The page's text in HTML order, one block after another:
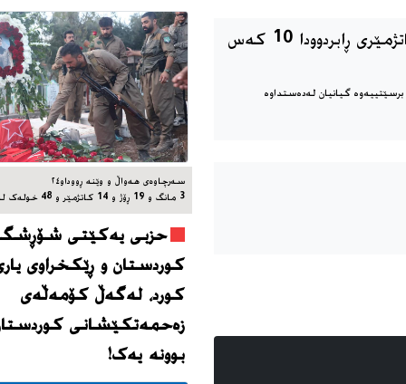
‎تەندروستی غەززە ڕایگەیاند لە 24 کاتژمێری ڕابردوودا 10 کەس
سه‌رچاوه‌ی هه‌واڵ و وێنه‌ ڕووداو٢٤
3 مانگ و 19 ڕۆژ و 14 کاتژمێر و 48 خوله‌ک له‌مه‌وپێش‌
حزبی یەکێتی
کوردستان و ڕێکخراوی
کورد، له‌گه‌ڵ کۆمەڵەی
زەحمەتکێشانی
بوونه‌ یه‌ک!